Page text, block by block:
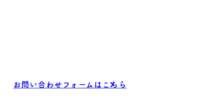
お問い合わせフォームはこちら